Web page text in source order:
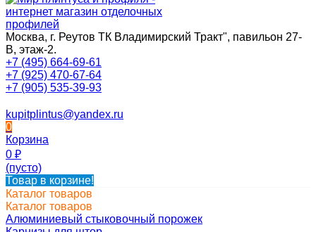
Москва, г. Реутов ТК Владимирский Тракт", павильон 27-
В, этаж-2.
+7 (495) 664-69-61
+7 (925) 470-67-64
+7 (905) 535-39-93
kupitplintus@yandex.ru
0
Корзина
0 ₽
(пусто)
Товар в корзине!
Каталог товаров
Каталог товаров
Алюминиевый стыковочный порожек